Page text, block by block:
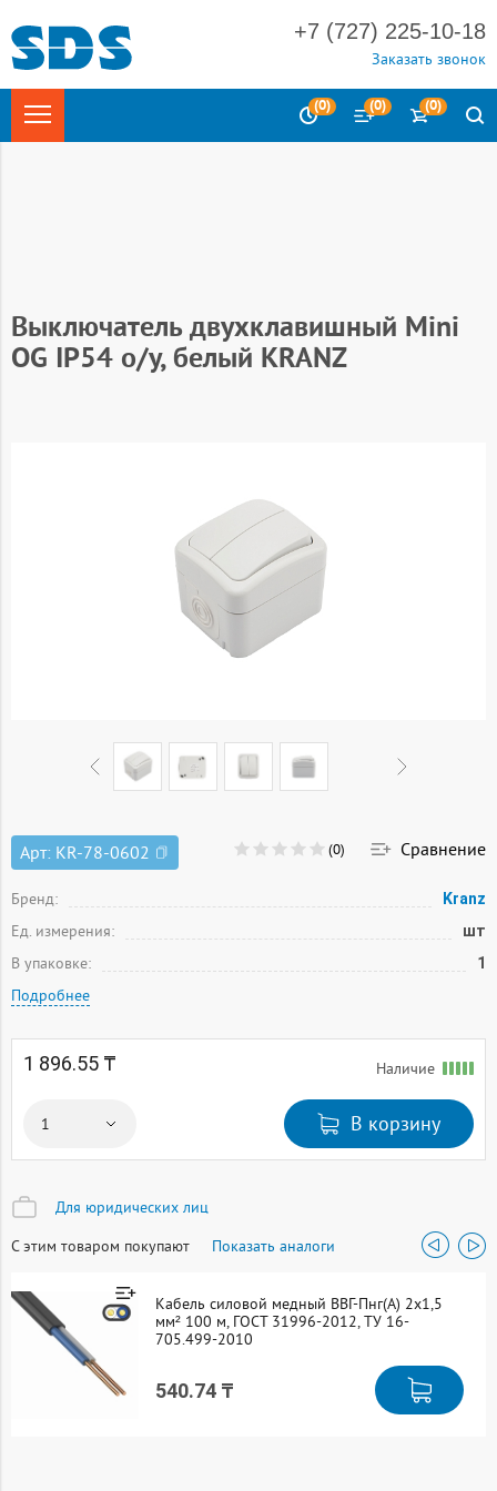
+7 (727) 225-10-18
Заказать звонок
(0) (0) (0)
Выключатель двухклавишный Mini
OG IP54 о/у, белый KRANZ
Арт: KR-78-0602 (0) Сравнение
Бренд: Kranz
Ед. измерения: шт
В упаковке: 1
Подробнее
1 896.55 ₸ Наличие
В корзину
Для юридических лиц
С этим товаром покупают
Показать аналоги
Кабель силовой медный ВВГ-Пнг(А) 2x1,5
мм² 100 м, ГОСТ 31996-2012, ТУ 16-
705.499-2010
540.74 ₸